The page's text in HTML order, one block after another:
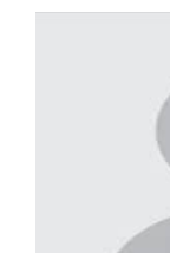
lớp 6, Văn lớp
12, Địa Lý lớp
Địa Lý Luyện